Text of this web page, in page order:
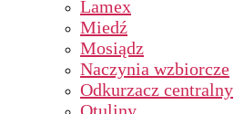
Lamex
Miedź
Mosiądz
Naczynia wzbiorcze
Odkurzacz centralny